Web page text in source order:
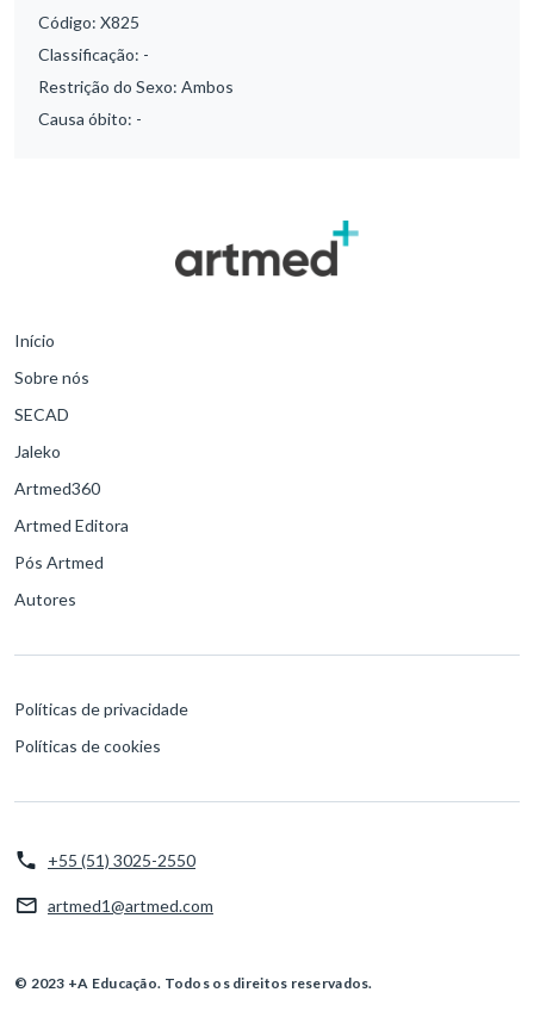
Código: X825
Classificação: -
Restrição do Sexo: Ambos
Causa óbito: -
Início
Sobre nós
SECAD
Jaleko
Artmed360
Artmed Editora
Pós Artmed
Autores
Políticas de privacidade
Políticas de cookies
+55 (51) 3025-2550
artmed1@artmed.com
© 2023 +A Educação. Todos os direitos reservados.